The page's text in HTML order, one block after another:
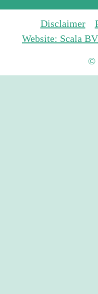
Disclaimer
Website: Scala BV
©